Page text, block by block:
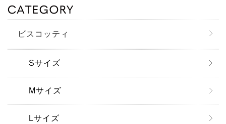
ビスコッティ
Sサイズ
Mサイズ
Lサイズ